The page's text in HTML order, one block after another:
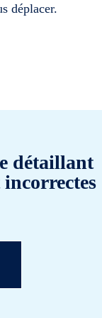
déplacer.
détaillant